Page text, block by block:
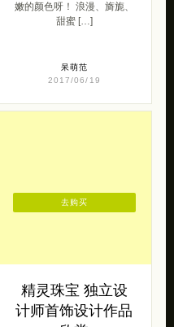
精灵珠宝 独立设
师Michelle Chang，德国设
计师Tyna，斯洛文尼亚P&M
工作室， […]
去购买